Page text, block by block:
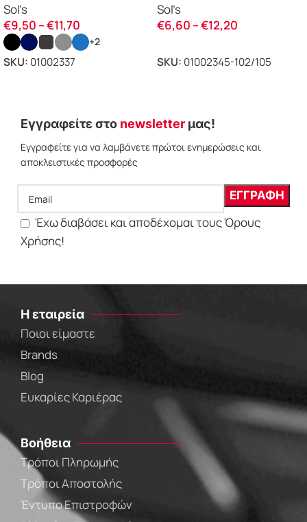
Sol’s
€9,50 –€11,70
+2
SKU: 01002337
Sol’s
€6,60 –€12,20
SKU: 01002345-102/105
Εγγραφείτε στο newsletter μας!
Εγγραφείτε για να λαμβάνετε πρώτοι ενημερώσεις και
αποκλειστικές προσφορές
Έχω διαβάσει και αποδέχομαι τους Όρους
Χρήσης!
Η εταιρεία
Ποιοι είμαστε
Brands
Blog
Ευκαρίες Καριέρας
Βοήθεια
Τρόποι Πληρωμής
Τρόποι Αποστολής
Έντυπο Επιστροφών